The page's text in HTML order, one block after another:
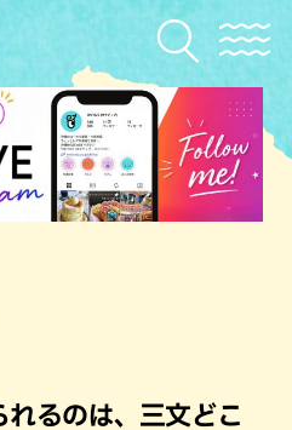
れるのは、三文どこ